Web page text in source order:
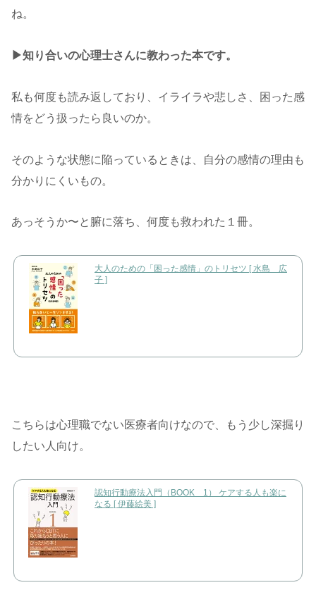
ね。
▶︎知り合いの心理士さんに教わった本です。
私も何度も読み返しており、イライラや悲しさ、困った感
情をどう扱ったら良いのか。
そのような状態に陥っているときは、自分の感情の理由も
分かりにくいもの。
あっそうか〜と腑に落ち、何度も救われた１冊。
大人のための「困った感情」のトリセツ [ 水島 広
子 ]
こちらは心理職でない医療者向けなので、もう少し深掘り
したい人向け。
認知行動療法入門（BOOK 1） ケアする人も楽に
なる [ 伊藤絵美 ]